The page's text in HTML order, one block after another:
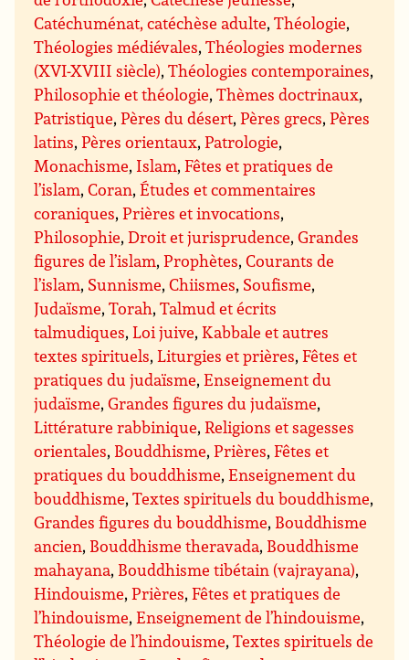
Catéchuménat, catéchèse adulte,Théologie,
Théologies médiévales,Théologies modernes
(XVI-XVIII siècle),Théologies contemporaines,
Philosophie et théologie,Thèmes doctrinaux,
Patristique,Pères du désert,Pères grecs,Pères
latins,Pères orientaux,Patrologie,
Monachisme, Islam,Fêtes et pratiques de
l’islam,Coran,Études et commentaires
coraniques,Prières et invocations,
Philosophie,Droit et jurisprudence,Grandes
figures de l’islam,Prophètes,Courants de
l’islam, Sunnisme,Chiismes, Soufisme,
Judaïsme,Torah,Talmud et écrits
talmudiques,Loi juive,Kabbale et autres
textes spirituels,Liturgies et prières,Fêtes et
pratiques du judaïsme,Enseignement du
judaïsme,Grandes figures du judaïsme,
Littérature rabbinique,Religions et sagesses
orientales, Bouddhisme,Prières,Fêtes et
pratiques du bouddhisme,Enseignement du
bouddhisme,Textes spirituels du bouddhisme,
Grandes figures du bouddhisme, Bouddhisme
ancien, Bouddhisme theravada, Bouddhisme
mahayana, Bouddhisme tibétain (vajrayana),
Hindouisme,Prières,Fêtes et pratiques de
l’hindouisme,Enseignement de l’hindouisme,
Théologie de l’hindouisme,Textes spirituels de